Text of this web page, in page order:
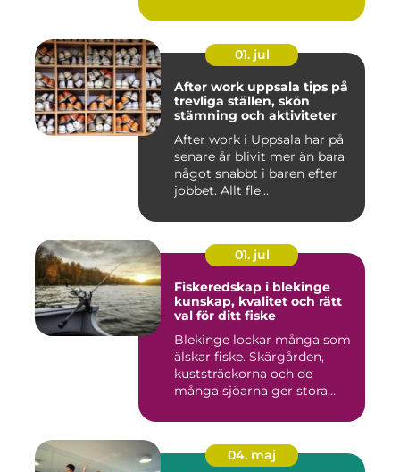
01. jul
After work uppsala tips på
trevliga ställen, skön
stämning och aktiviteter
After work i Uppsala har på
senare år blivit mer än bara
något snabbt i baren efter
jobbet. Allt fle...
01. jul
Fiskeredskap i blekinge
kunskap, kvalitet och rätt
val för ditt fiske
Blekinge lockar många som
älskar fiske. Skärgården,
kuststräckorna och de
många sjöarna ger stora
04. maj